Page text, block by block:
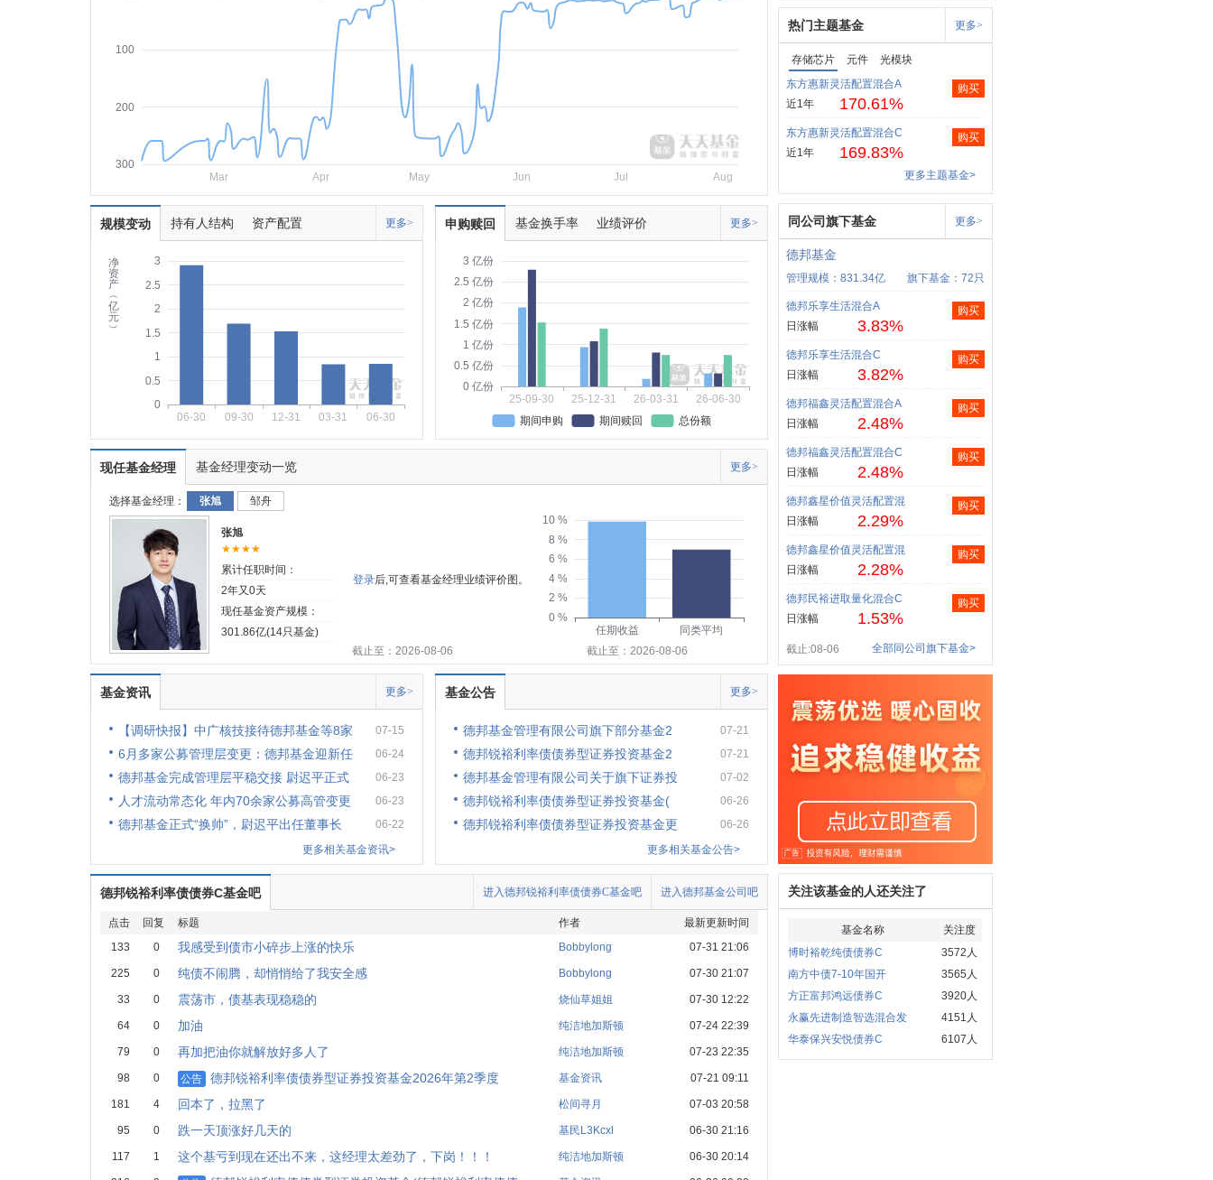
100
200
300
Mar
Apr May Jun Jul Aug
规模变动 持有人结构 资产配置 更多>
净
资
产
︵
亿
元
︶
0
0.5
1
1.5
2
2.5
3
06-30 09-30 12-31 03-31 06-30
申购赎回 基金换手率 业绩评价 更多>
0 亿份
0.5 亿份
1 亿份
1.5 亿份
2 亿份
2.5 亿份
3 亿份
25-09-30 25-12-31 26-03-31
26-06-30
期间申购
期间赎回 总份额
现任基金经理 基金经理变动一览 更多>
选择基金经理： 张旭 邹舟
张旭
★★★★
累计任职时间：
2年又0天
现任基金资产规模：
301.86亿(14只基金)
登录后,可查看基金经理业绩评价图。
0 %
2 %
4 %
6 %
8 %
10 %
任期收益
同类平均
截止至：2026-08-06
截止至：2026-08-06
基金资讯 更多>
【调研快报】中广核技接待德邦基金等8家 07-15
6月多家公募管理层变更：德邦基金迎新任 06-24
德邦基金完成管理层平稳交接 尉迟平正式 06-23
人才流动常态化 年内70余家公募高管变更 06-23
德邦基金正式“换帅”，尉迟平出任董事长
06-22
更多相关基金资讯>
基金公告 更多>
德邦基金管理有限公司旗下部分基金2 07-21
德邦锐裕利率债债券型证券投资基金2 07-21
德邦基金管理有限公司关于旗下证券投 07-02
德邦锐裕利率债债券型证券投资基金( 06-26
德邦锐裕利率债债券型证券投资基金更
06-26
更多相关基金公告>
德邦锐裕利率债债券C基金吧 进入德邦基金公司吧
进入德邦锐裕利率债债券C基金吧
点击 回复 标题 作者
最新更新时间
133
0 我感受到债市小碎步上涨的快乐 Bobbylong 07-31 21:06
225 0 纯债不闹腾，却悄悄给了我安全感 Bobbylong 07-30 21:07
33 0 震荡市，债基表现稳稳的 烧仙草姐姐 07-30 12:22
64 0 加油 纯洁地加斯顿 07-24 22:39
79 0 再加把油你就解放好多人了 纯洁地加斯顿 07-23 22:35
98 0 公告 德邦锐裕利率债债券型证券投资基金2026年第2季度 基金资讯 07-21 09:11
181 4 回本了，拉黑了 松间寻月 07-03 20:58
95 0 跌一天顶涨好几天的 基民L3Kcxl 06-30 21:16
117 1 这个基亏到现在还出不来，这经理太差劲了，下岗！！！ 纯洁地加斯顿 06-30 20:14
热门主题基金 更多>
存储芯片 元件
光模块
东方惠新灵活配置混合A
近1年
170.61%
购买
东方惠新灵活配置混合C
近1年
169.83%
购买
更多主题基金>
同公司旗下基金 更多>
德邦基金
管理规模：831.34亿 旗下基金：72只
德邦乐享生活混合A
日涨幅
3.83%
购买
德邦乐享生活混合C
日涨幅
3.82%
购买
德邦福鑫灵活配置混合A
日涨幅
2.48%
购买
德邦福鑫灵活配置混合C
日涨幅
2.48%
购买
德邦鑫星价值灵活配置混
日涨幅
2.29%
购买
德邦鑫星价值灵活配置混
日涨幅
2.28%
购买
德邦民裕进取量化混合C
日涨幅
1.53%
购买
截止:08-06 全部同公司旗下基金>
关注该基金的人还关注了
基金名称
关注度
博时裕乾纯债债券C
3572人
南方中债7-10年国开
3565人
方正富邦鸿远债券C
3920人
永赢先进制造智选混合发
4151人
华泰保兴安悦债券C
6107人